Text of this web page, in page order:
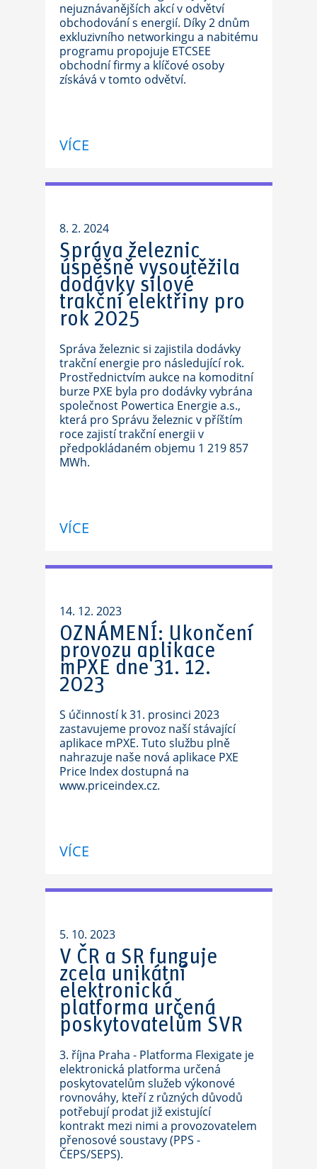
nejuznávanějších akcí v odvětví
obchodování s energií. Díky 2 dnům
exkluzivního networkingu a nabitému
programu propojuje ETCSEE
obchodní firmy a klíčové osoby
získává v tomto odvětví.
VÍCE
8. 2. 2024
Správa železnic
úspěšně vysoutěžila
dodávky silové
trakční elektřiny pro
rok 2025
Správa železnic si zajistila dodávky
trakční energie pro následující rok.
Prostřednictvím aukce na komoditní
burze PXE byla pro dodávky vybrána
společnost Powertica Energie a.s.,
která pro Správu železnic v příštím
roce zajistí trakční energii v
předpokládaném objemu 1 219 857
MWh.
VÍCE
14. 12. 2023
OZNÁMENÍ: Ukončení
provozu aplikace
mPXE dne 31. 12.
2023
S účinností k 31. prosinci 2023
zastavujeme provoz naší stávající
aplikace mPXE. Tuto službu plně
nahrazuje naše nová aplikace PXE
Price Index dostupná na
www.priceindex.cz.
VÍCE
5. 10. 2023
V ČR a SR funguje
zcela unikátní
elektronická
platforma určená
poskytovatelům SVR
3. října Praha - Platforma Flexigate je
elektronická platforma určená
poskytovatelům služeb výkonové
rovnováhy, kteří z různých důvodů
potřebují prodat již existující
kontrakt mezi nimi a provozovatelem
přenosové soustavy (PPS -
ČEPS/SEPS).